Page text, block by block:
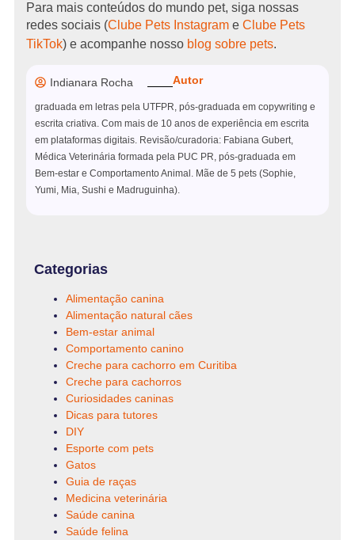
Para mais conteúdos do mundo pet, siga nossas
redes sociais (Clube Pets Instagrame Clube Pets
TikTok) e acompanhe nosso blog sobre pets.
Indianara Rocha Autor
graduada em letras pela UTFPR, pós-graduada em copywriting e
escrita criativa. Com mais de 10 anos de experiência em escrita
em plataformas digitais. Revisão/curadoria: Fabiana Gubert,
Médica Veterinária formada pela PUC PR, pós-graduada em
Bem-estar e Comportamento Animal. Mãe de 5 pets (Sophie,
Yumi, Mia, Sushi e Madruguinha).
Categorias
Alimentação canina
Alimentação natural cães
Bem-estar animal
Comportamento canino
Creche para cachorro em Curitiba
Creche para cachorros
Curiosidades caninas
Dicas para tutores
DIY
Esporte com pets
Gatos
Guia de raças
Medicina veterinária
Saúde canina
Saúde felina